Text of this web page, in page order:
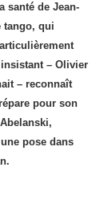
santé de Jean-
tango, qui
– Olivier
– reconnaît
pour son
pose dans